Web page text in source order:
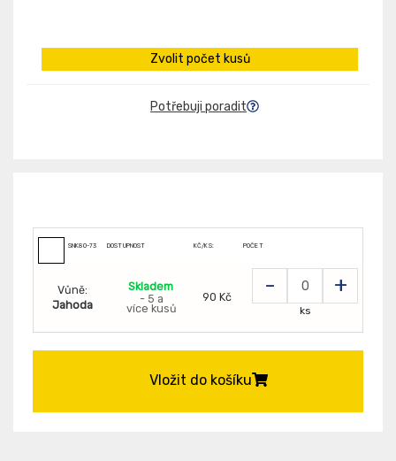
Zvolit počet kusů
Potřebuji poradit
SNK80-73 DOSTUPNOST KČ/KS: POČET
Vůně:
Jahoda
Skladem
- 5 a
více kusů
90 Kč - +
ks
Vložit do košíku